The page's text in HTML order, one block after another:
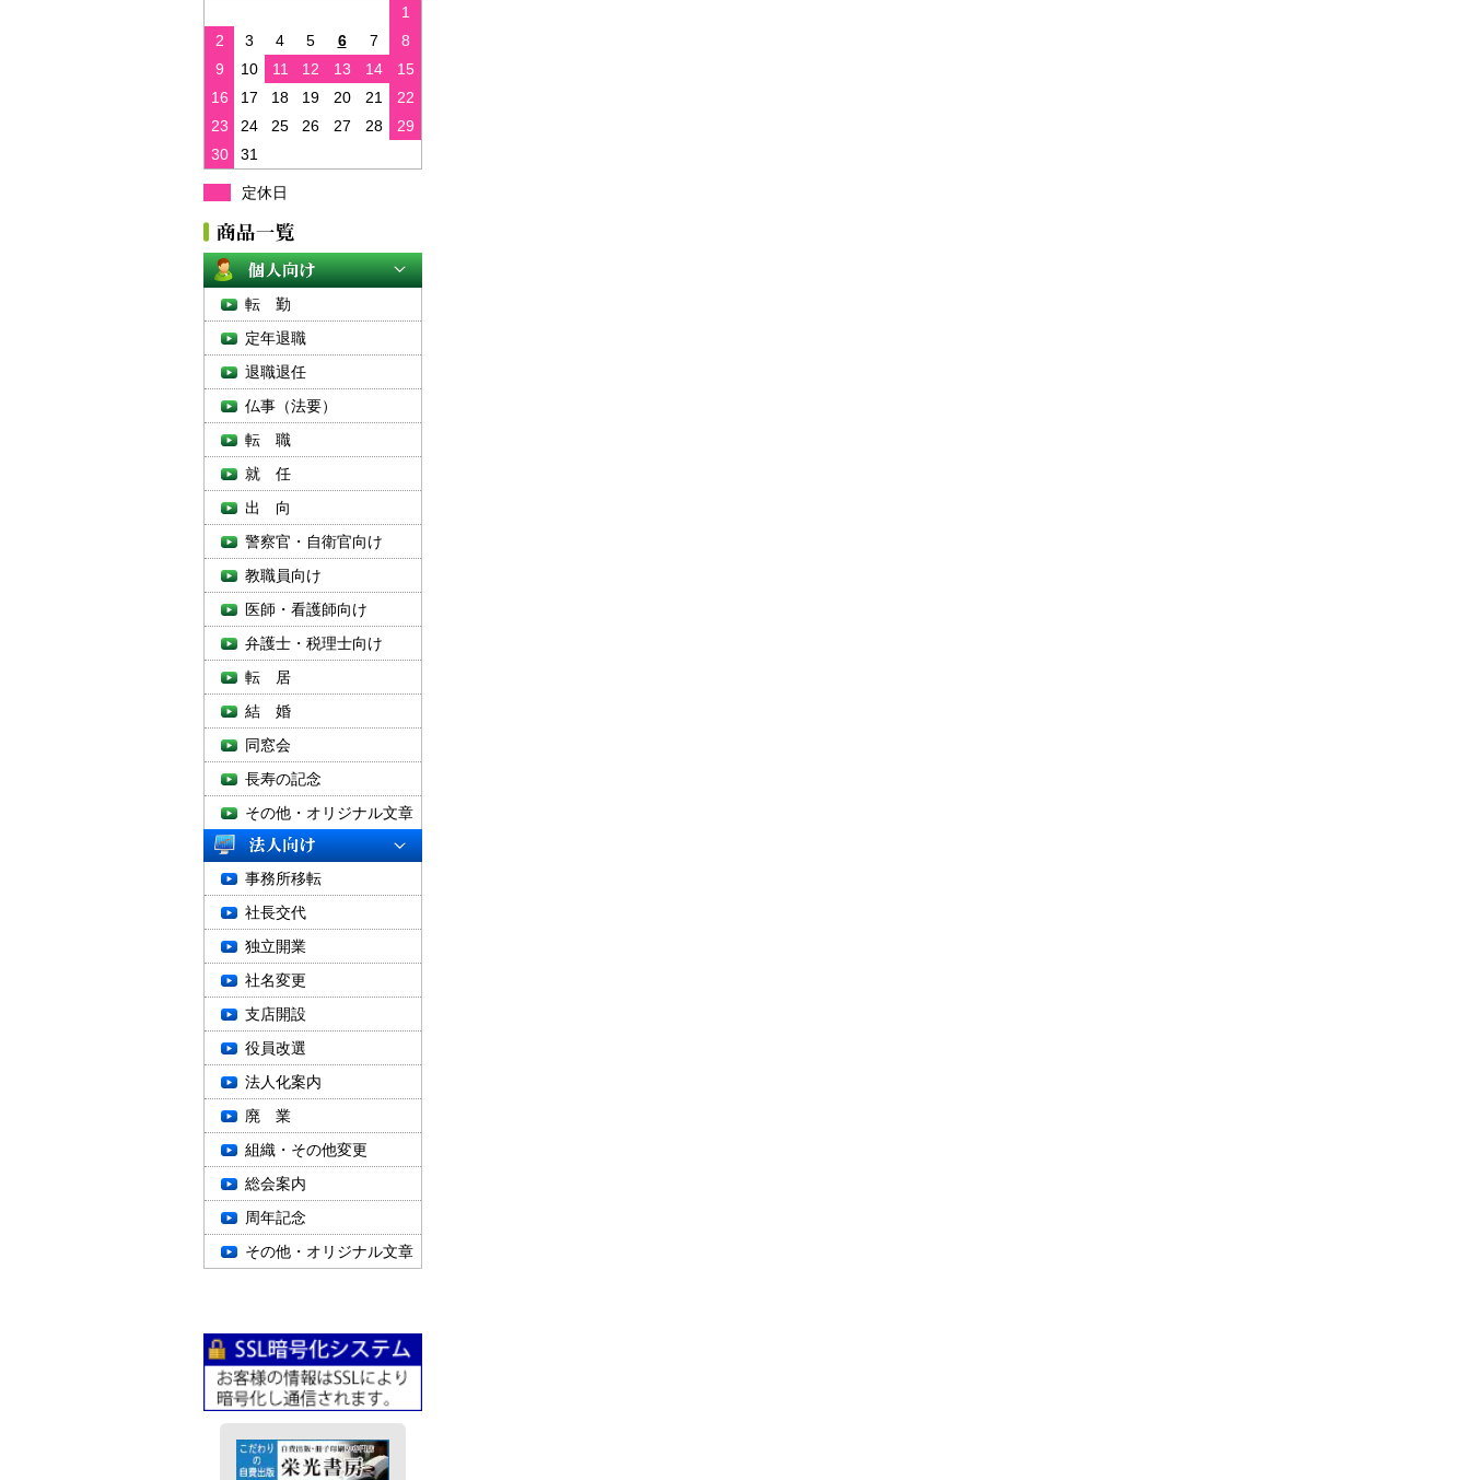
1
2
3 4 5 6 7
8
9
10 11 12 13 14
15
16
17 18 19 20 21
22
23
24 25 26 27 28
29
30
31
定休日
転 勤
定年退職
退職退任
仏事（法要）
転 職
就 任
出 向
警察官・自衛官向け
教職員向け
医師・看護師向け
弁護士・税理士向け
転 居
結 婚
同窓会
長寿の記念
その他・オリジナル文章
事務所移転
社長交代
独立開業
社名変更
支店開設
役員改選
法人化案内
廃 業
組織・その他変更
総会案内
周年記念
その他・オリジナル文章